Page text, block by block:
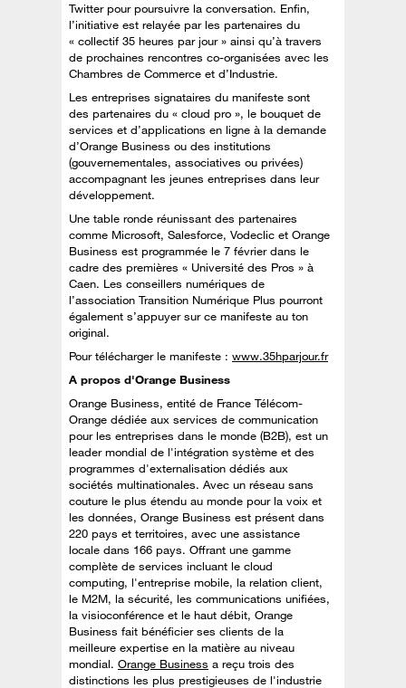
Twitter pour poursuivre la conversation. Enfin,
l’initiative est relayée par les partenaires du
« collectif 35 heures par jour » ainsi qu’à travers
de prochaines rencontres co-organisées avec les
Chambres de Commerce et d’Industrie.
Les entreprises signataires du manifeste sont
des partenaires du « cloud pro », le bouquet de
services et d’applications en ligne à la demande
d’Orange Business ou des institutions
(gouvernementales, associatives ou privées)
accompagnant les jeunes entreprises dans leur
développement.
Une table ronde réunissant des partenaires
comme Microsoft, Salesforce, Vodeclic et Orange
Business est programmée le 7 février dans le
cadre des premières « Université des Pros » à
Caen. Les conseillers numériques de
l’association Transition Numérique Plus pourront
également s’appuyer sur ce manifeste au ton
original.
Pour télécharger le manifeste : www.35hparjour.fr
A propos d'Orange Business
Orange Business, entité de France Télécom-
Orange dédiée aux services de communication
pour les entreprises dans le monde (B2B), est un
leader mondial de l'intégration système et des
programmes d'externalisation dédiés aux
sociétés multinationales. Avec un réseau sans
couture le plus étendu au monde pour la voix et
les données, Orange Business est présent dans
220 pays et territoires, avec une assistance
locale dans 166 pays. Offrant une gamme
complète de services incluant le cloud
computing, l'entreprise mobile, la relation client,
le M2M, la sécurité, les communications unifiées,
la visioconférence et le haut débit, Orange
Business fait bénéficier ses clients de la
meilleure expertise en la matière au niveau
mondial. Orange Business a reçu trois des
distinctions les plus prestigieuses de l'industrie